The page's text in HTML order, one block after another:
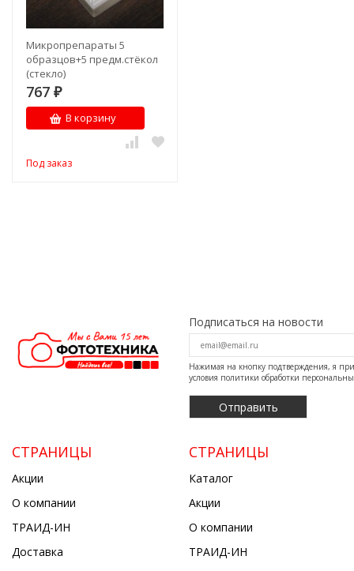
Микропрепараты 5
образцов+5 предм.стёкол
(стекло)
767 ₽
В корзину
Под заказ
Подписаться на новости
Нажимая на кнопку подтверждения, я
условия политики обработки
СТРАНИЦЫ
Акции
О компании
ТРАИД-ИН
Доставка
СТРАНИЦЫ
Каталог
Акции
О компании
ТРАИД-ИН